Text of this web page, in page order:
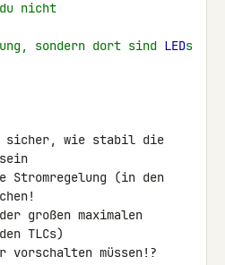
nicht
sondern dort sind LEDs
wie stabil die
großen maximalen
TLCs)
vorschalten müssen!?